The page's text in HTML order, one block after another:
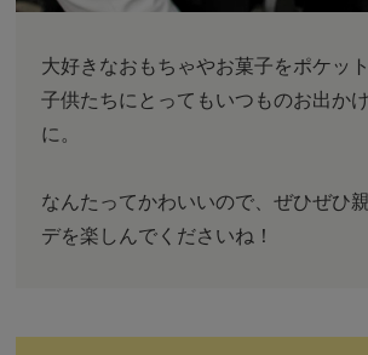
大好きなおもちゃやお菓子をポケッ
子供たちにとってもいつものお出か
に。
なんたってかわいいので、ぜひぜひ
デを楽しんでくださいね！